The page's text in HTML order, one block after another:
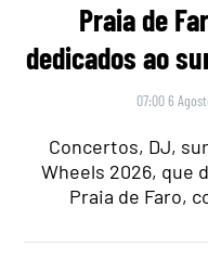
Praia de
dedicados ao
07:00 6
Concertos, DJ,
Wheels 2026, que
Praia de Faro,